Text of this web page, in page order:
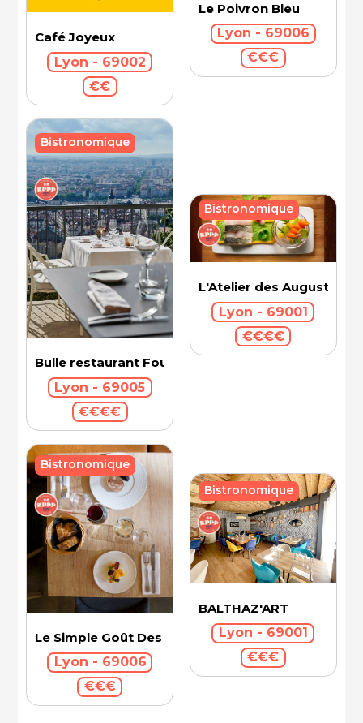
Café Joyeux
Lyon - 69002
€€
Le Poivron Bleu
Lyon - 69006
€€€
Bulle restaurant Fourvière
Lyon - 69005
€€€€
Bistronomique
L'Atelier des Augustins
Lyon - 69001
€€€€
Bistronomique
Le Simple Goût Des Choses
Lyon - 69006
€€€
Bistronomique
BALTHAZ'ART
Lyon - 69001
€€€
Bistronomique